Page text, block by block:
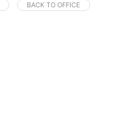
BACK TO OFFICE